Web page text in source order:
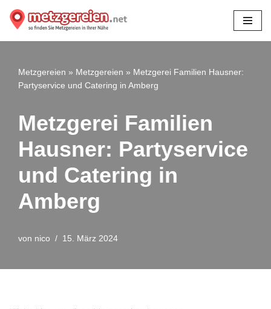
Zum
Metzgereien » Metzgereien » Metzgerei Familien Hausner:
Partyservice und Catering in Amberg
Metzgerei Familien
Hausner: Partyservice
und Catering in
Amberg
von nico 15. März 2024